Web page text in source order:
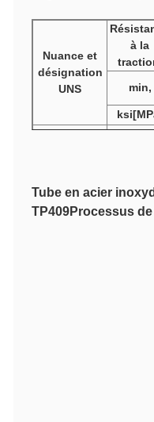
Nuance et
désignation
UNS
à la
min,
TP 409
Tube en acier
TP409Processus